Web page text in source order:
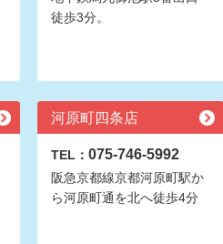
徒歩3分。
河原町四条店
TEL： 075-746-5992
阪急京都線京都河原町駅か
ら河原町通を北へ徒歩4分